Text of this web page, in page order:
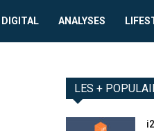
DIGITAL ANALYSES
LES +